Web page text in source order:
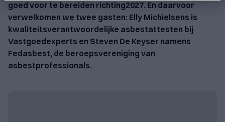
goed voor te bereiden richting2027. En daarvoor
verwelkomen we twee gasten: Elly Michielsens is
kwaliteitsverantwoordelijke asbestattesten bij
Vastgoedexperts en Steven De Keyser namens
Fedasbest, de beroepsvereniging van
asbestprofessionals.